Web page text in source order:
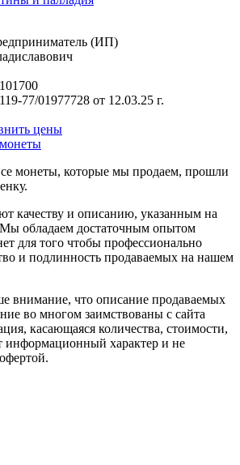
(ИП)
77/01977728 от 12.03.25 г.
цены
монеты, которые мы продаем, прошли
качеству и описанию, указанным на
обладаем достаточным опытом
для того чтобы профессионально
и подлинность продаваемых на нашем
внимание, что описание продаваемых
во многом заимствованы с сайта
касающаяся количества, стоимости,
информационный характер и не